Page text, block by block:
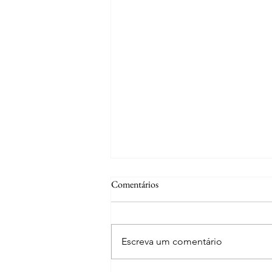
Comentários
Escreva um comentário